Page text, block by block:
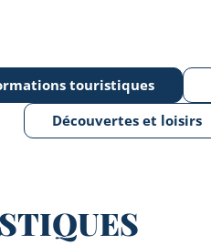
touristiques
Découvertes et loisirs